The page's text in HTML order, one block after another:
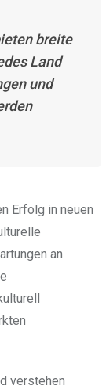
breite
Land
und
Erfolg in neuen
an
verstehen